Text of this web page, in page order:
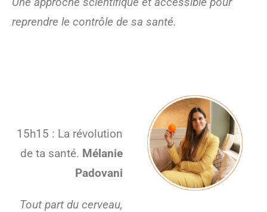
reprendre le contrôle de sa santé.
15h15 : La révolution
de ta santé. Mélanie
Padovani
Tout part du cerveau,